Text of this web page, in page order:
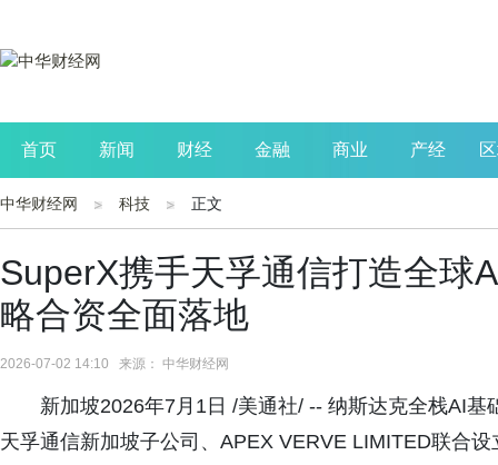
首页 新闻 财经 金融 商业 产经
公司 生活 读书
中华财经网 科技 正文
SuperX携手天孚通信打造全球
略合资全面落地
2026-07-02 14:10 来源： 中华财经网
新加坡2026年7月1日 /美通社/ -- 纳斯达克全栈AI
天孚通信新加坡子公司、APEX VERVE LIMITED联合